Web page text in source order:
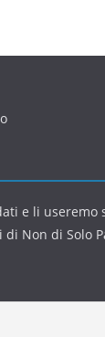
e li useremo
Non di Solo